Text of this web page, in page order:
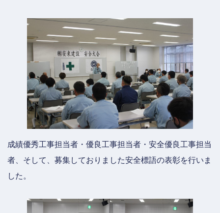
成績優秀工事担当者・優良工事担当者・安全優良工事担当
者、そして、募集しておりました安全標語の表彰を行いま
した。